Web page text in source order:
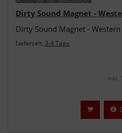
Dirty Sound Magnet -
Dirty Sound Magnet -
Lieferzeit: 3-4 Tage
inkl.